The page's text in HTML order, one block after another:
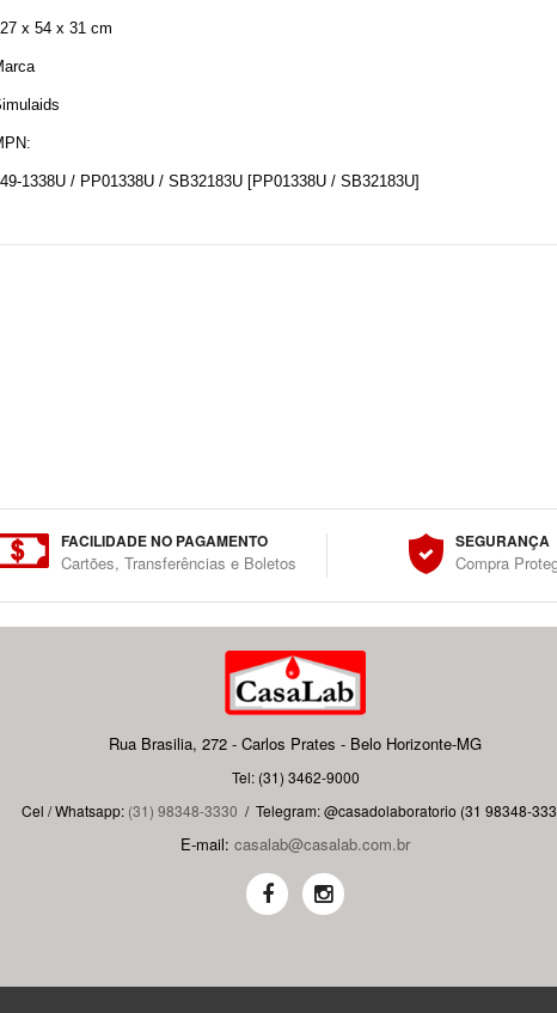
x 54 x 31 cm
1338U / PP01338U / SB32183U [PP01338U / SB32183U]
FACILIDADE NO PAGAMENTO
Cartões, Transferências e Boletos
SEGURANÇA
Compra
Rua Brasilia, 272 - Carlos Prates - Belo Horizonte-MG
Tel: (31) 3462-9000
Cel / Whatsapp: (31) 98348-3330 / Telegram: @casadolaboratorio (31 98348-
E-mail: casalab@casalab.com.br